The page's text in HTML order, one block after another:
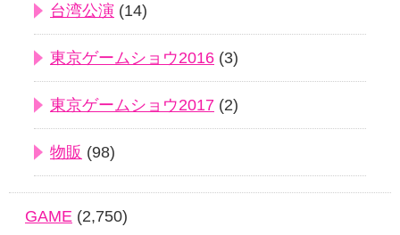
台湾公演 (14)
東京ゲームショウ2016 (3)
東京ゲームショウ2017 (2)
物販 (98)
GAME (2,750)